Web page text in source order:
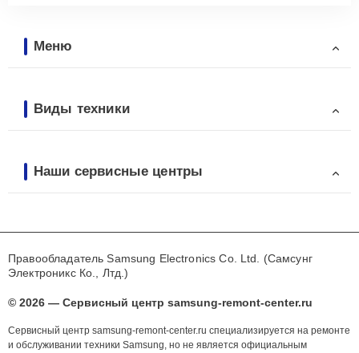
Меню
Виды техники
Наши сервисные центры
Правообладатель Samsung Electronics Co. Ltd. (Самсунг
Электроникс Ко., Лтд.)
© 2026 — Сервисный центр samsung-remont-center.ru
Сервисный центр samsung-remont-center.ru специализируется на ремонте
и обслуживании техники Samsung, но не является официальным